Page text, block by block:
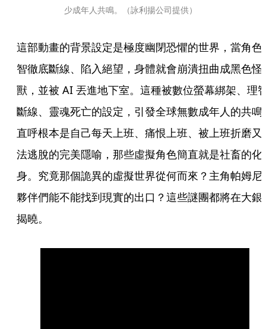
少成年人共鳴。（詠利揚公司提供）
這部動畫的背景設定是極度幽閉恐懼的世界，當角色
智徹底斷線、陷入絕望，身體就會崩潰扭曲成黑色怪
獸，並被 AI 丟進地下室。這種被數位螢幕綁架、理
斷線、靈魂死亡的設定，引發全球無數成年人的共鳴
直呼根本是自己每天上班、痛恨上班、被上班折磨又
法逃脫的完美隱喻，那些虛擬角色簡直就是社畜的化
身。究竟那個詭異的虛擬世界從何而來？主角帕姆尼
夥伴們能不能找到現實的出口？這些謎團都將在大銀
揭曉。